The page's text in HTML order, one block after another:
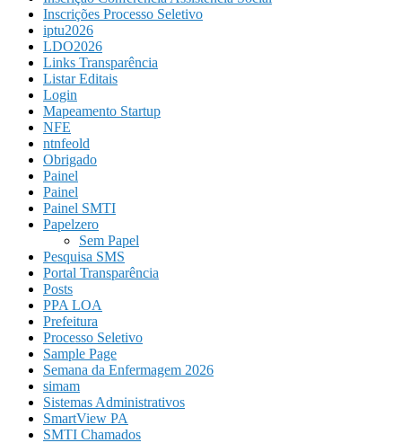
Inscrições Processo Seletivo
iptu2026
LDO2026
Links Transparência
Listar Editais
Login
Mapeamento Startup
NFE
ntnfeold
Obrigado
Painel
Painel
Painel SMTI
Papelzero
Sem Papel
Pesquisa SMS
Portal Transparência
Posts
PPA LOA
Prefeitura
Processo Seletivo
Sample Page
Semana da Enfermagem 2026
simam
Sistemas Administrativos
SmartView PA
SMTI Chamados